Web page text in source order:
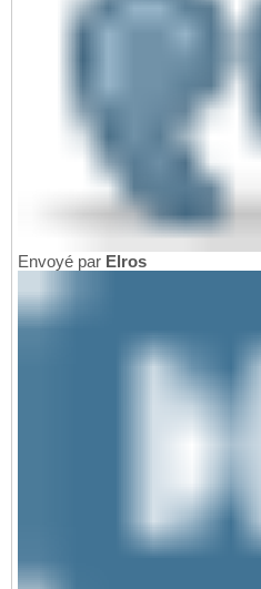
Envoyé par Elros